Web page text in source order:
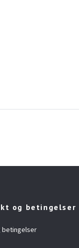
og betingelser
betingelser